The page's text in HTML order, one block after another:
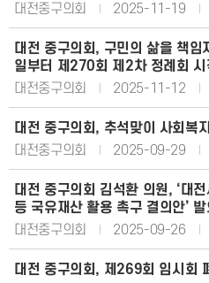
대전중구의회
2025-11-19
대전 중구의회, 구민의 삶을 책
일부터 제270회 제2차 정례회 시
대전중구의회
2025-11-12
대전 중구의회, 추석맞이 사회복
대전중구의회
2025-09-29
대전 중구의회 김석환 의원, ‘대
등 국유재산 활용 촉구 결의안’ 발
대전중구의회
2025-09-26
대전 중구의회, 제269회 임시회